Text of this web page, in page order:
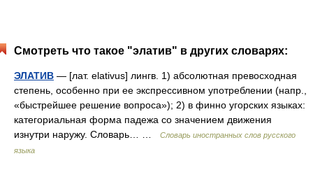
Смотреть что такое "элатив" в других словарях:
ЭЛАТИВ — [лат. elativus] лингв. 1) абсолютная превосходная
степень, особенно при ее экспрессивном употреблении (напр.,
«быстрейшее решение вопроса»); 2) в финно угорских языках:
категориальная форма падежа со значением движения
изнутри наружу. Словарь… …
Словарь иностранных слов русского
языка